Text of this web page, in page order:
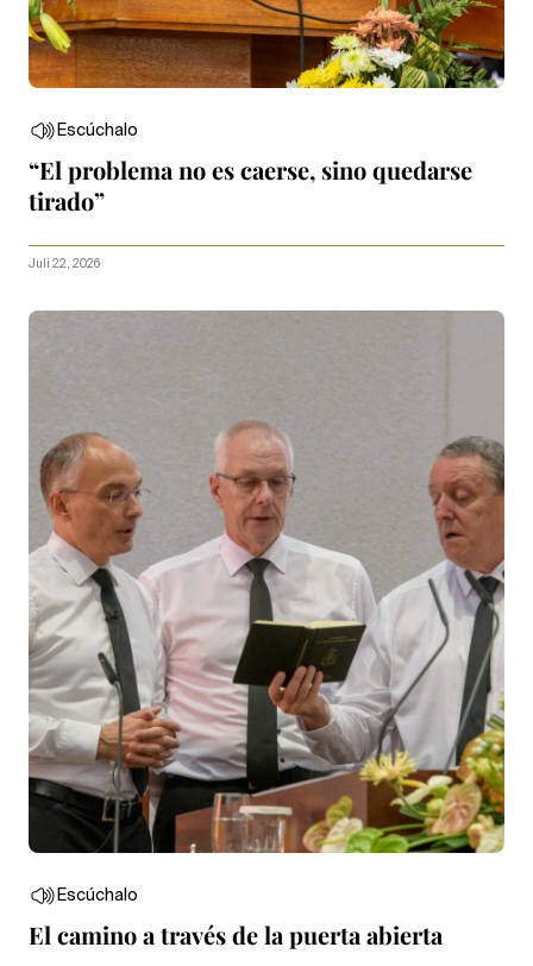
Escúchalo
“El problema no es caerse, sino quedarse
tirado”
Juli 22, 2026
Escúchalo
El camino a través de la puerta abierta